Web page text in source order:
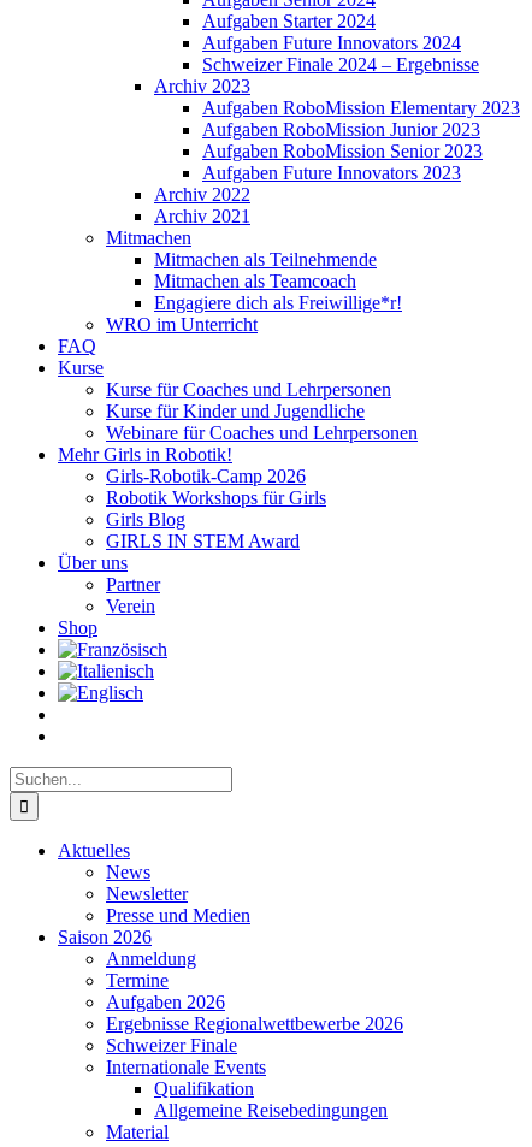
Aufgaben Starter 2024
Aufgaben Future Innovators 2024
Schweizer Finale 2024 – Ergebnisse
Archiv 2023
Aufgaben RoboMission Elementary 2023
Aufgaben RoboMission Junior 2023
Aufgaben RoboMission Senior 2023
Aufgaben Future Innovators 2023
Archiv 2022
Archiv 2021
Mitmachen
Mitmachen als Teilnehmende
Mitmachen als Teamcoach
Engagiere dich als Freiwillige*r!
WRO im Unterricht
FAQ
Kurse
Kurse für Coaches und Lehrpersonen
Kurse für Kinder und Jugendliche
Webinare für Coaches und Lehrpersonen
Mehr Girls in Robotik!
Girls-Robotik-Camp 2026
Robotik Workshops für Girls
Girls Blog
GIRLS IN STEM Award
Über uns
Partner
Verein
Shop
Suche
nach:
Aktuelles
News
Newsletter
Presse und Medien
Saison 2026
Anmeldung
Termine
Aufgaben 2026
Ergebnisse Regionalwettbewerbe 2026
Schweizer Finale
Internationale Events
Qualifikation
Allgemeine Reisebedingungen
Material